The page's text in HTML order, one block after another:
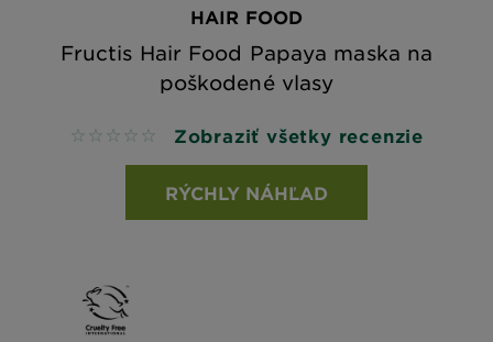
HAIR FOOD
Fructis Hair Food Papaya maska na
poškodené vlasy
No reviews Zobraziť všetky recenzie
RÝCHLY NÁHĽAD